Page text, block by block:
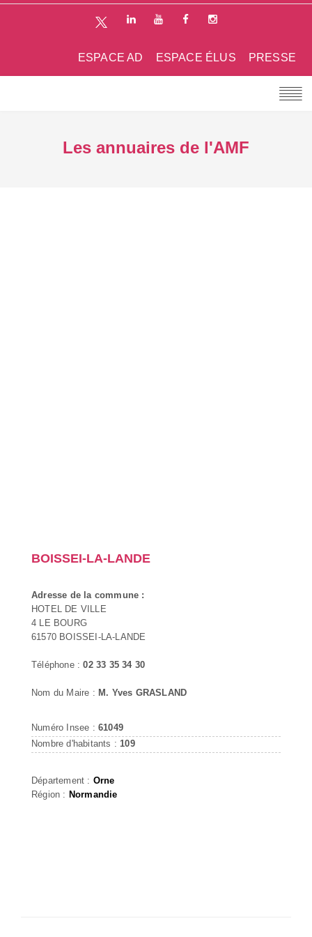
PRESSE
ESPACE ÉLUS
ESPACE AD
Les annuaires de l'AMF
BOISSEI-LA-LANDE
Adresse de la commune :
HOTEL DE VILLE
4 LE BOURG
61570 BOISSEI-LA-LANDE
Téléphone :02 33 35 34 30
Nom du Maire : M. Yves GRASLAND
Numéro Insee : 61049
Nombre d'habitants : 109
Département : Orne
Région : Normandie